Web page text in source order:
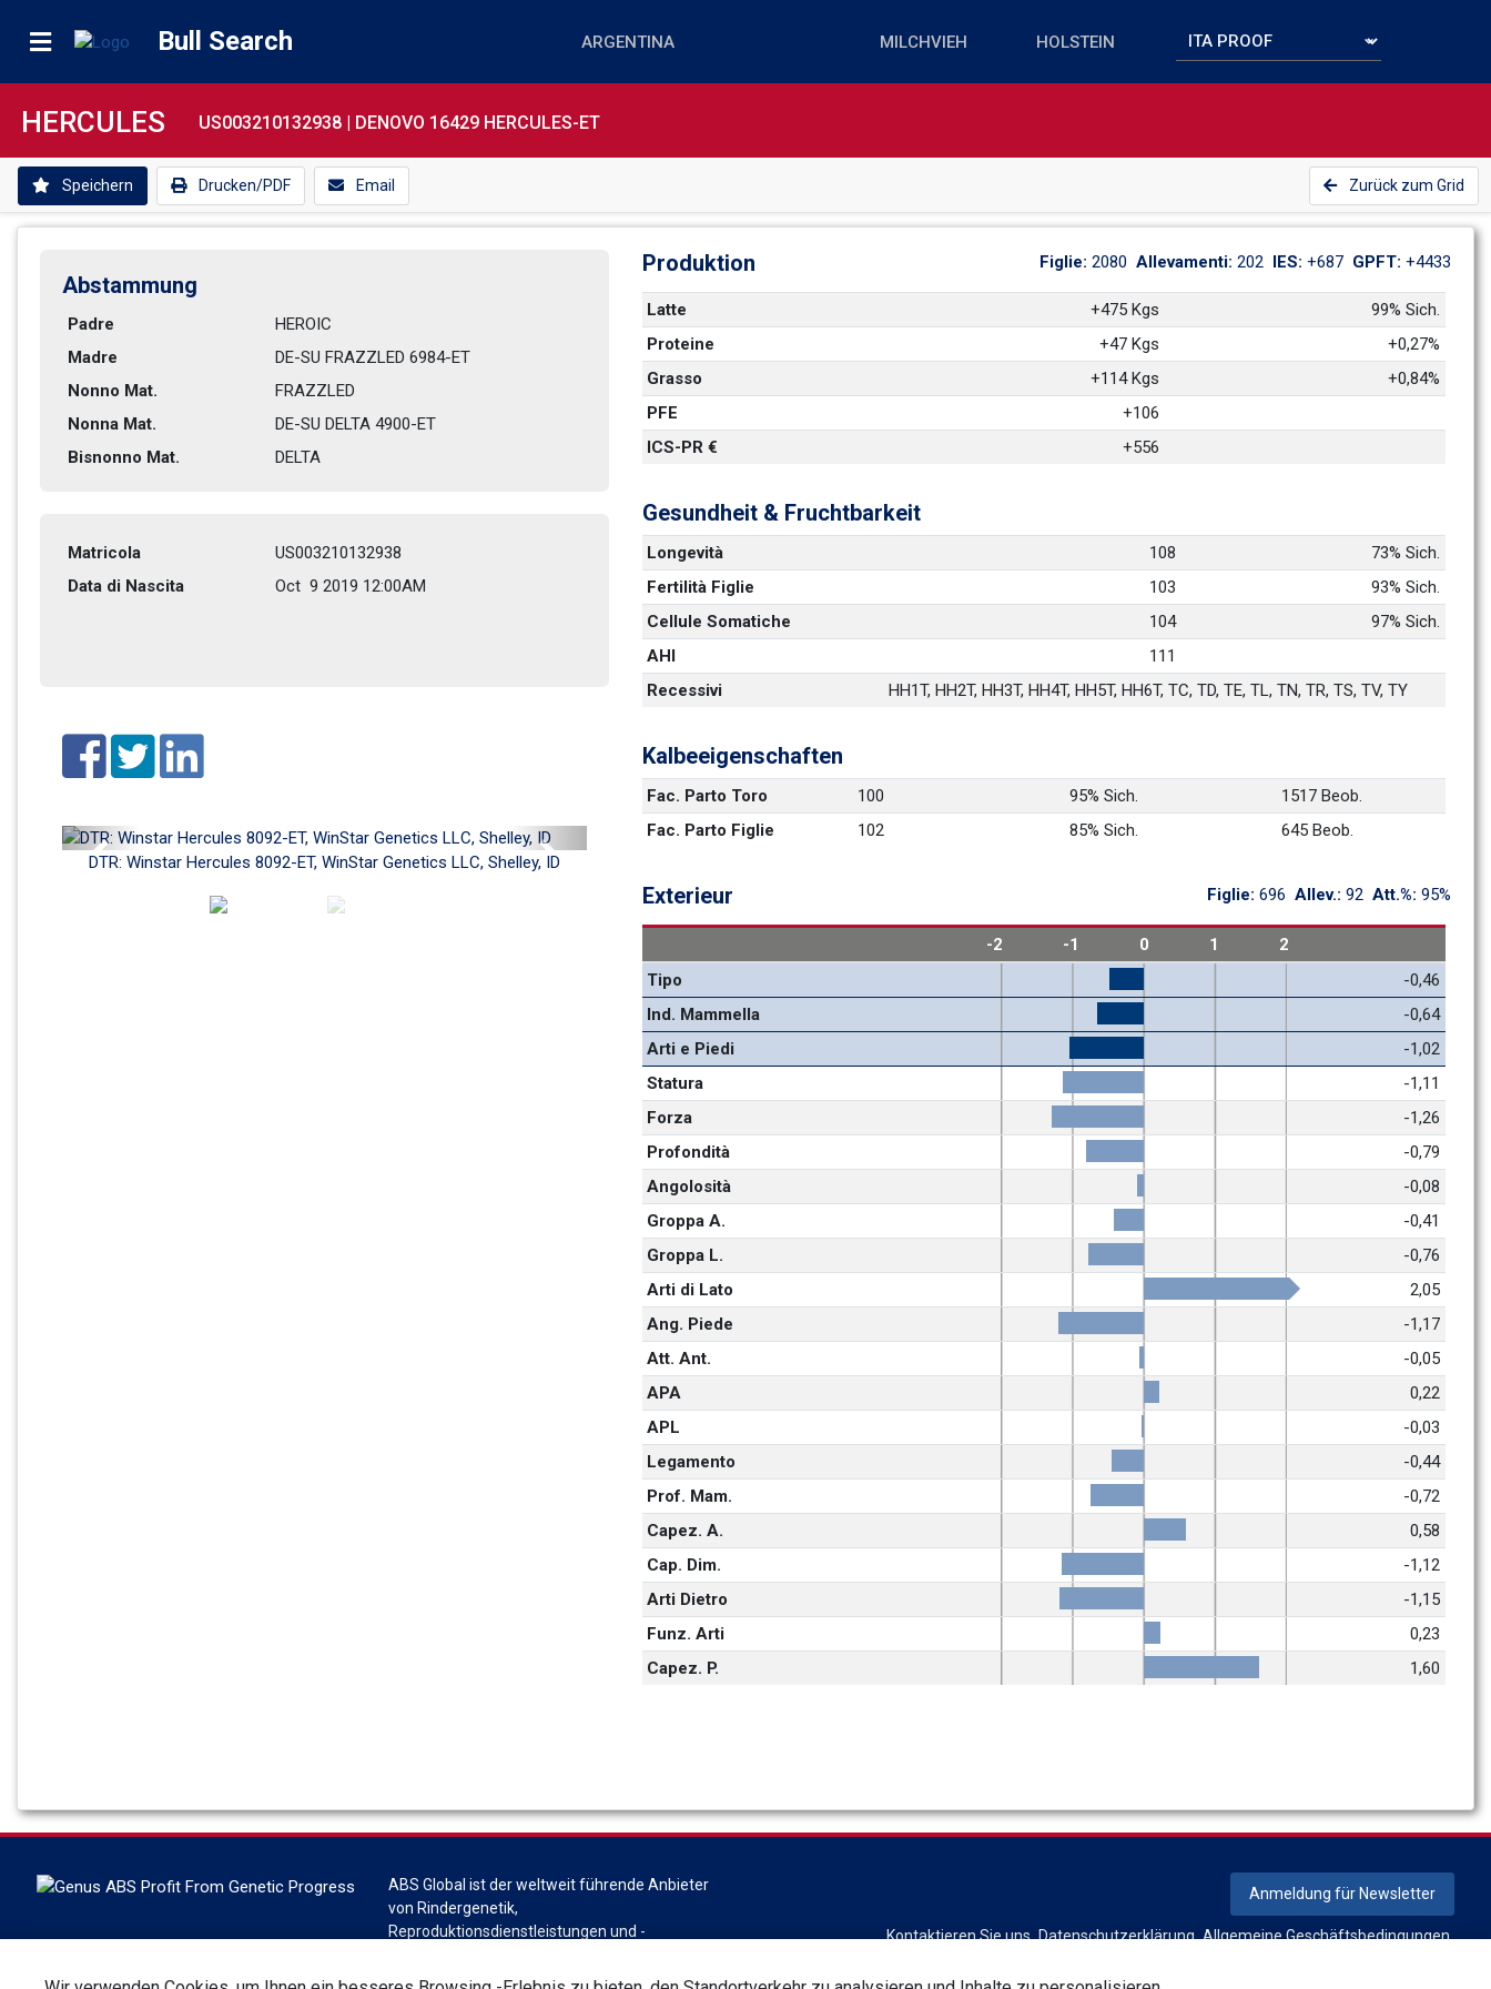
Bull Search
HERCULES US003210132938 | DENOVO 16429 HERCULES-ET
Speichern Drucken/PDF Email Zurück zum Grid
Abstammung
Padre
HEROIC
Madre
DE-SU FRAZZLED 6984-ET
Nonno Mat.
FRAZZLED
Nonna Mat.
DE-SU DELTA 4900-ET
Bisnonno Mat.
DELTA
Matricola
US003210132938
Data di Nascita
Oct  9 2019 12:00AM
DTR: Winstar Hercules 8092-ET, WinStar Genetics LLC, Shelley, ID
Previous Next
Produktion Figlie: 2080 Allevamenti: 202 IES: +687 GPFT: +4433
Latte +475 Kgs
99% Sich.
Proteine
+47 Kgs
+0,27%
Grasso
+114 Kgs
+0,84%
PFE
+106
ICS-PR €
+556
Gesundheit & Fruchtbarkeit
Longevità 108
73% Sich.
Fertilità Figlie
103
93% Sich.
Cellule Somatiche
104
97% Sich.
AHI
111
Recessivi
HH1T, HH2T, HH3T, HH4T, HH5T, HH6T, TC, TD, TE, TL, TN, TR, TS, TV, TY
Kalbeeigenschaften
Fac. Parto Toro 100 95% Sich.
1517 Beob.
Fac. Parto Figlie
102 85% Sich. 645 Beob.
Exterieur Figlie: 696 Allev.: 92 Att.%: 95%
-2 -1 0 1
2
Tipo
-0,46
Ind. Mammella
-0,64
Arti e Piedi
-1,02
Statura
-1,11
Forza
-1,26
Profondità
-0,79
Angolosità
-0,08
Groppa A.
-0,41
Groppa L.
-0,76
Arti di Lato
2,05
Ang. Piede
-1,17
Att. Ant.
-0,05
APA
0,22
APL
-0,03
Legamento
-0,44
Prof. Mam.
-0,72
Capez. A.
0,58
Cap. Dim.
-1,12
Arti Dietro
-1,15
Funz. Arti
0,23
Capez. P.
1,60
ABS Global ist der weltweit führende Anbieter
von Rindergenetik,
Reproduktionsdienstleistungen und -
Wisconsin. ABS Global ist eine Abteilung von
Anmeldung für Newsletter
Kontaktieren Sie uns Datenschutzerklärung Allgemeine Geschäftsbedingungen